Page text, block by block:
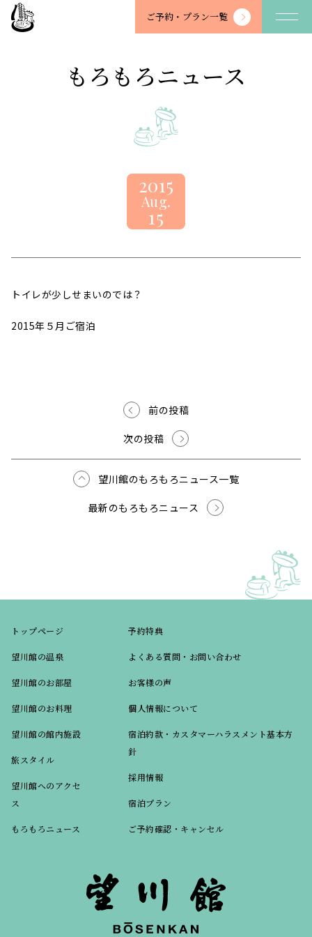
望
川
ご予約・ プラン一覧
もろもろニュース
2015
Aug.
15
トイレが少しせまいのでは？
2015年５月ご宿泊
前の投稿
次の投稿
望川館のもろもろニュース一覧
最新のもろもろニュース
トップページ
望川館の温泉
望川館のお部屋
望川館のお料理
望川館の館内施設
旅スタイル
望川館へのアクセ
ス
もろもろニュース
予約特典
よくある質問・お問い合わせ
お客様の声
個人情報について
宿泊約款・カスタマーハラスメント基本方
針
採用情報
宿泊プラン
ご予約確認・キャンセル